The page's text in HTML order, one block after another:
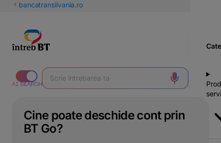
latineștibancatransilvania.ro
Cine poate deschide cont prin
BT Go?